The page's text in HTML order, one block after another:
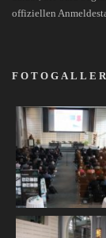
offiziellen